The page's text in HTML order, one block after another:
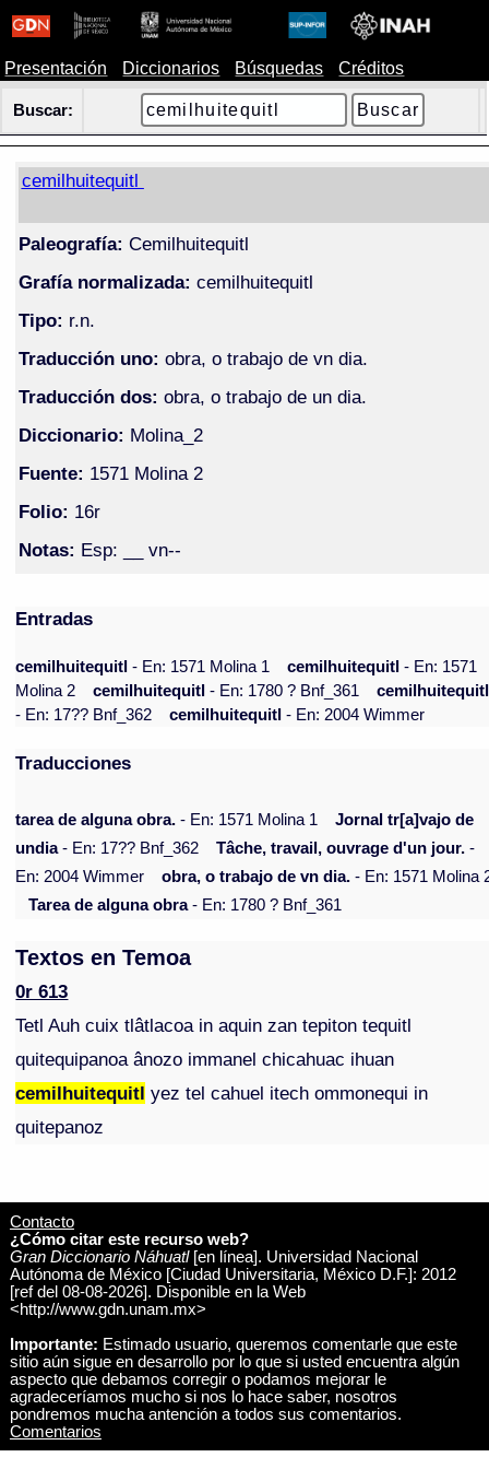
Presentación Diccionarios Búsquedas Créditos
Buscar:
cemilhuitequitl
Paleografía: Cemilhuitequitl
Grafía normalizada: cemilhuitequitl
Tipo: r.n.
Traducción uno: obra, o trabajo de vn dia.
Traducción dos: obra, o trabajo de un dia.
Diccionario: Molina_2
Fuente: 1571 Molina 2
Folio: 16r
Notas: Esp: __ vn--
Entradas
cemilhuitequitl- En: 1571 Molina 1 cemilhuitequitl- En: 1571
Molina 2
cemilhuitequitl- En: 1780 ? Bnf_361
cemilhuitequitl
- En: 17?? Bnf_362
cemilhuitequitl- En: 2004 Wimmer
Traducciones
tarea de alguna obra. - En: 1571 Molina 1
Jornal tr[a]vajo de
undia- En: 17?? Bnf_362 Tâche, travail, ouvrage d'un jour. -
En: 2004 Wimmer
obra, o trabajo de vn dia. - En: 1571 Molina
Tarea de alguna obra- En: 1780 ? Bnf_361
Textos en Temoa
0r 613
Tetl Auh cuix tlâtlacoa in aquin zan tepiton tequitl
quitequipanoa ânozo immanel chicahuac ihuan
cemilhuitequitl yez tel cahuel itech ommonequi in
quitepanoz
Contacto
¿Cómo citar este recurso web?
Gran Diccionario Náhuatl[en línea]. Universidad Nacional
Autónoma de México [Ciudad Universitaria, México D.F.]: 2012
[ref del 08-08-2026]. Disponible en la Web
<http://www.gdn.unam.mx>
Importante: Estimado usuario, queremos comentarle que este
sitio aún sigue en desarrollo por lo que si usted encuentra algún
aspecto que debamos corregir o podamos mejorar le
agradeceríamos mucho si nos lo hace saber, nosotros
pondremos mucha antención a todos sus comentarios.
Comentarios